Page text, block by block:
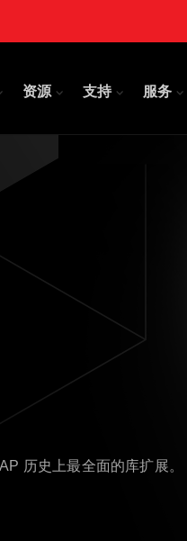
资源 支持 服务
历史上最全面的库扩展。